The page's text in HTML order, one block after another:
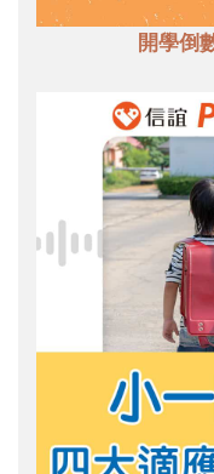
開學倒